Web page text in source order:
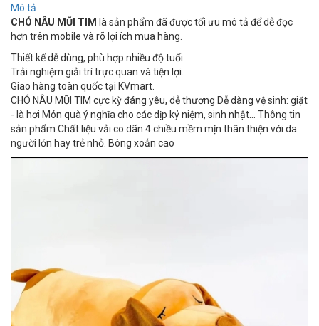
Mô tả
CHÓ NÂU MŨI TIM là sản phẩm đã được tối ưu mô tả để dễ đọc
hơn trên mobile và rõ lợi ích mua hàng.
Thiết kế dễ dùng, phù hợp nhiều độ tuổi.
Trải nghiệm giải trí trực quan và tiện lợi.
Giao hàng toàn quốc tại KVmart.
CHÓ NÂU MŨI TIM cực kỳ đáng yêu, dễ thương Dễ dàng vệ sinh: giặt
- là hơi Món quà ý nghĩa cho các dịp kỷ niệm, sinh nhật... Thông tin
sản phẩm Chất liệu vải co dãn 4 chiều mềm mịn thân thiện với da
người lớn hay trẻ nhỏ. Bông xoắn cao